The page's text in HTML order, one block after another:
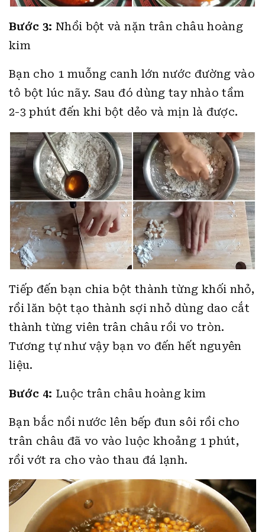
Bước 3: Nhồi bột và nặn trân châu hoàng
kim
Bạn cho 1 muỗng canh lớn nước đường vào
tô bột lúc nãy. Sau đó dùng tay nhào tầm
2-3 phút đến khi bột dẻo và mịn là được.
Tiếp đến bạn chia bột thành từng khối nhỏ,
rồi lăn bột tạo thành sợi nhỏ dùng dao cắt
thành từng viên trân châu rồi vo tròn.
Tương tự như vậy bạn vo đến hết nguyên
liệu.
Bước 4: Luộc trân châu hoàng kim
Bạn bắc nồi nước lên bếp đun sôi rồi cho
trân châu đã vo vào luộc khoảng 1 phút,
rồi vớt ra cho vào thau đá lạnh.